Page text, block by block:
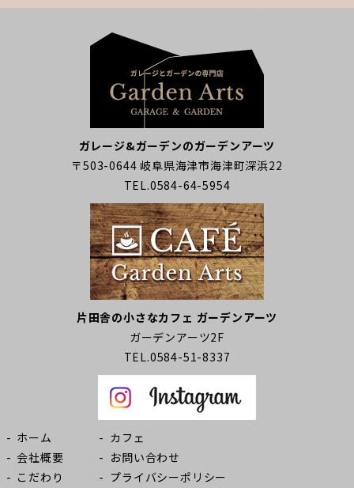
ガレージ&ガーデンのガーデンアーツ
〒503-0644 岐阜県海津市海津町深浜22
TEL.0584-64-5954
片田舎の小さなカフェ ガーデンアーツ
ガーデンアーツ2F
TEL.0584-51-8337
ホーム
会社概要
こだわり
カフェ
お問い合わせ
プライバシーポリシー